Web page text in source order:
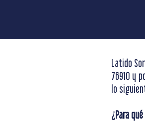
Latido
76910 y
lo
¿Para